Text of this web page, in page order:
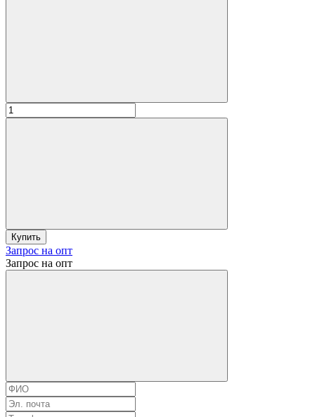
Купить
Запрос на опт
Запрос на опт